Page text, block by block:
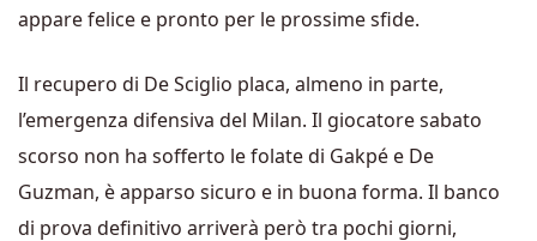
appare felice e pronto per le prossime sfide.
Il recupero di De Sciglio placa, almeno in parte,
l’emergenza difensiva del Milan. Il giocatore sabato
scorso non ha sofferto le folate di Gakpé e De
Guzman, è apparso sicuro e in buona forma. Il banco
di prova definitivo arriverà però tra pochi giorni,